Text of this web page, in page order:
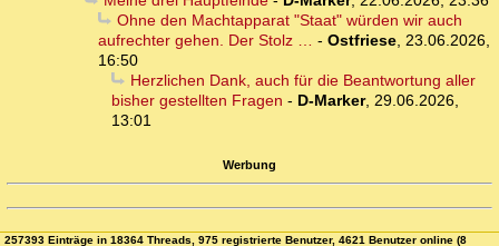
Ohne den Machtapparat "Staat" würden wir auch
aufrechter gehen. Der Stolz … - Ostfriese, 23.06.2026,
16:50
Herzlichen Dank, auch für die Beantwortung aller
bisher gestellten Fragen - D-Marker, 29.06.2026,
13:01
Werbung
257393 Einträge in 18364 Threads, 975 registrierte Benutzer, 4621 Benutzer online (8